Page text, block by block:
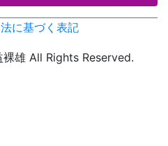
に基づく表記
雄 All Rights Reserved.